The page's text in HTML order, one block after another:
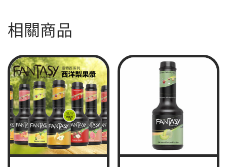
相關商品